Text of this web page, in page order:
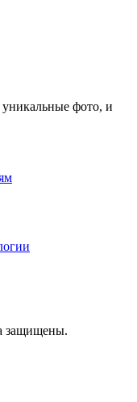
фото, и
защищены.